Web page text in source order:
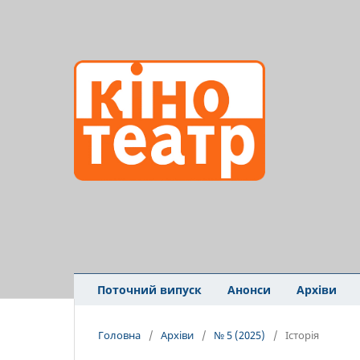
Поточний випуск Анонси Архіви
Головна / Архіви / № 5 (2025) / Історія